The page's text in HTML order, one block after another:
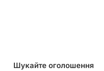
Шукайте оголошення